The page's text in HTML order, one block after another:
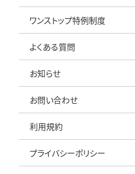
ワンストップ特例制度
よくある質問
お知らせ
お問い合わせ
利用規約
プライバシーポリシー